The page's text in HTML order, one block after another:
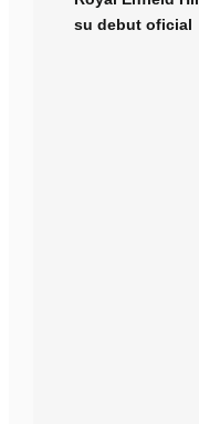
su debut oficial